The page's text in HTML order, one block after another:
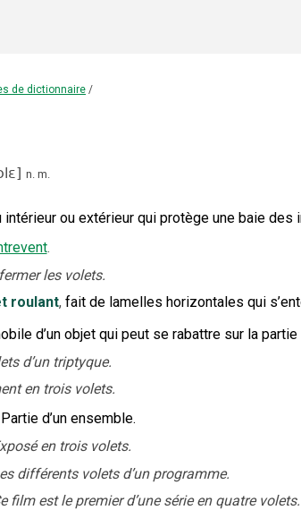
de dictionnaire /
] n. m.
intérieur ou extérieur qui protège une baie
.
les volets.
roulant, fait de lamelles horizontales qui
d’un objet qui peut se rabattre sur la
d’un triptyque.
en trois volets.
Partie d’un ensemble.
en trois volets.
différents volets d’un programme.
film est le premier d’une série en quatre volets.